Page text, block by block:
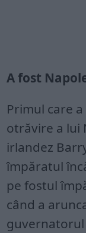
A fost
Primul care
otrăvire a lui
irlandez
împăratul
pe fostul
când a
guvernatorul